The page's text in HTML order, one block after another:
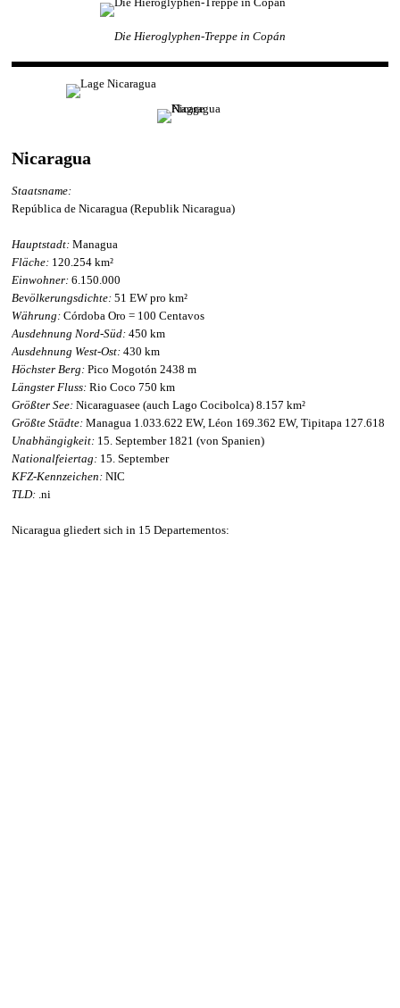
Die Hieroglyphen-Treppe in Copán
Nicaragua
Staatsname:
República de Nicaragua (Republik Nicaragua)
Hauptstadt: Managua
Fläche: 120.254 km²
Einwohner: 6.150.000
Bevölkerungsdichte: 51 EW pro km²
Währung: Córdoba Oro = 100 Centavos
Ausdehnung Nord-Süd: 450 km
Ausdehnung West-Ost: 430 km
Höchster Berg: Pico Mogotón 2438 m
Längster Fluss: Rio Coco 750 km
Größter See: Nicaraguasee (auch Lago Cocibolca) 8.157 km²
Größte Städte: Managua 1.033.622 EW, Léon 169.362 EW, Tipitapa 127.618
Unabhängigkeit: 15. September 1821 (von Spanien)
Nationalfeiertag: 15. September
KFZ-Kennzeichen: NIC
TLD: .ni
Nicaragua gliedert sich in 15 Departementos: